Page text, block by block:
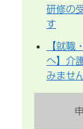
研修の
す
【就職
へ】介
みませ